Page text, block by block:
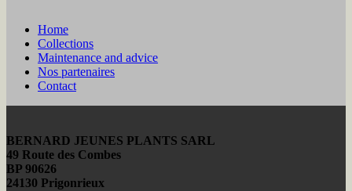
Home
Collections
Maintenance and advice
Nos partenaires
Contact
BERNARD JEUNES PLANTS SARL
49 Route des Combes
BP 90626
24130 Prigonrieux